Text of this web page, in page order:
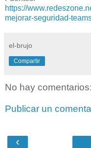
https://
mejorar-seguridad-
el-brujo
Compartir
No hay comentarios:
Publicar un
‹